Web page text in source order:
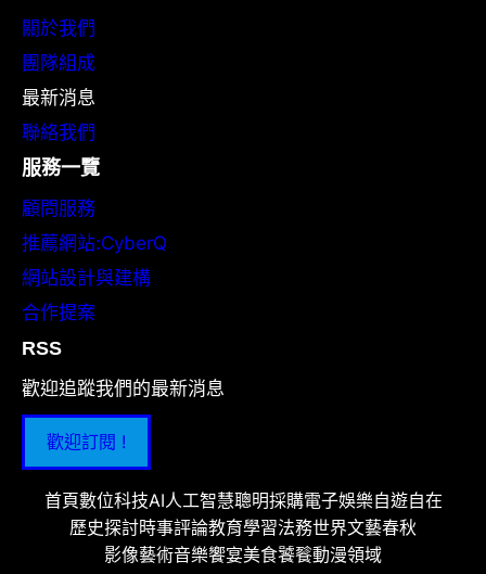
關於我們
團隊組成
最新消息
聯絡我們
服務一覽
顧問服務
推薦網站:CyberQ
網站設計與建構
合作提案
RSS
歡迎追蹤我們的最新消息
歡迎訂閱 !
首頁數位科技AI人工智慧聰明採購電子娛樂自遊自在
歷史探討時事評論教育學習法務世界文藝春秋
影像藝術音樂饗宴美食饕餮動漫領域